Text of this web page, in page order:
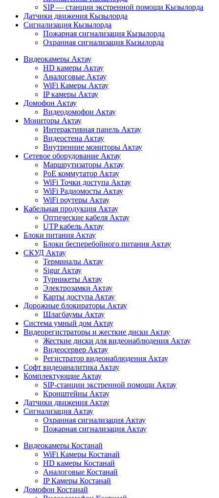
SIP — станции экстренной помощи Кызылорда
Датчики движения Кызылорда
Сигнализация Кызылорда
Пожарная сигнализация Кызылорда
Охранная сигнализация Кызылорда
Видеокамеры Актау
HD камеры Актау
Аналоговые Актау
WiFi Камеры Актау
IP камеры Актау
Домофон Актау
Видеодомофон Актау
Мониторы Актау
Интерактивная панель Актау
Видеостена Актау
Внутренние мониторы Актау
Сетевое оборудование Актау
Маршрутизаторы Актау
PoE коммутатор Актау
WiFi Точки доступа Актау
WiFi Радиомосты Актау
WiFi роутеры Актау
Кабельная продукция Актау
Оптические кабеля Актау
UTP кабель Актау
Блоки питания Актау
Блоки бесперебойного питания Актау
СКУД Актау
Терминалы Актау
Sigur Актау
Турникеты Актау
Электрозамки Актау
Карты доступа Актау
Дорожные блокираторы Актау
Шлагбаумы Актау
Система умный дом Актау
Видеорегистраторы и жесткие диски Актау
Жесткие диски для видеонаблюдения Актау
Видеосервер Актау
Регистратор видеонаблюдения Актау
Софт видеоаналитика Актау
Комплектующие Актау
SIP-станции экстренной помощи Актау
Кронштейны Актау
Датчики движения Актау
Сигнализация Актау
Охранная сигнализация Актау
Пожарная сигнализация Актау
Видеокамеры Костанай
WiFi Камеры Костанай
HD камеры Костанай
Аналоговые Костанай
IP Камеры Костанай
Домофон Костанай